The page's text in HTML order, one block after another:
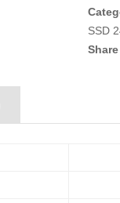
SSD